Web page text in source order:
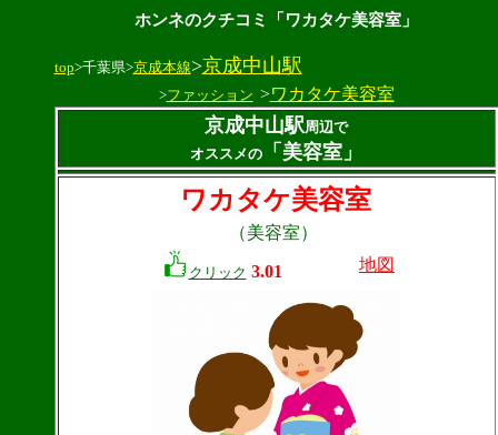
ホンネのクチコミ「ワカタケ美容室」
top>千葉県>京成本線>京成中山駅
>ファッション >ワカタケ美容室
京成中山駅周辺で
オススメの
「美容室」
ワカタケ美容室
（美容室）
クリック 3.01 地図